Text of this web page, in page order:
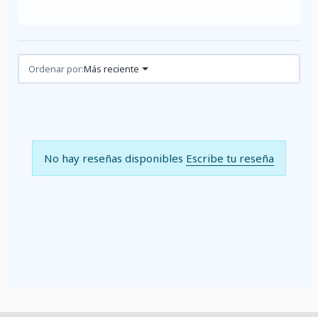
Reseñas (0)
Ordenar por:Más reciente
No hay reseñas disponibles Escribe tu reseña